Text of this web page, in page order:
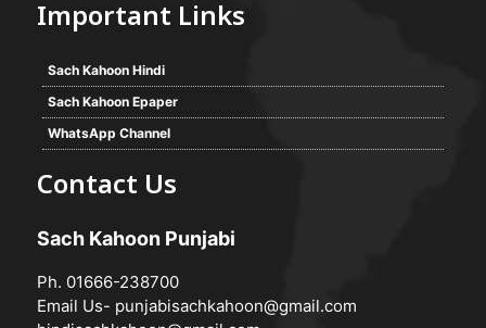
Important Links
Sach Kahoon Hindi
Sach Kahoon Epaper
WhatsApp Channel
Contact Us
Sach Kahoon Punjabi
Ph. 01666-238700
Email Us- punjabisachkahoon@gmail.com